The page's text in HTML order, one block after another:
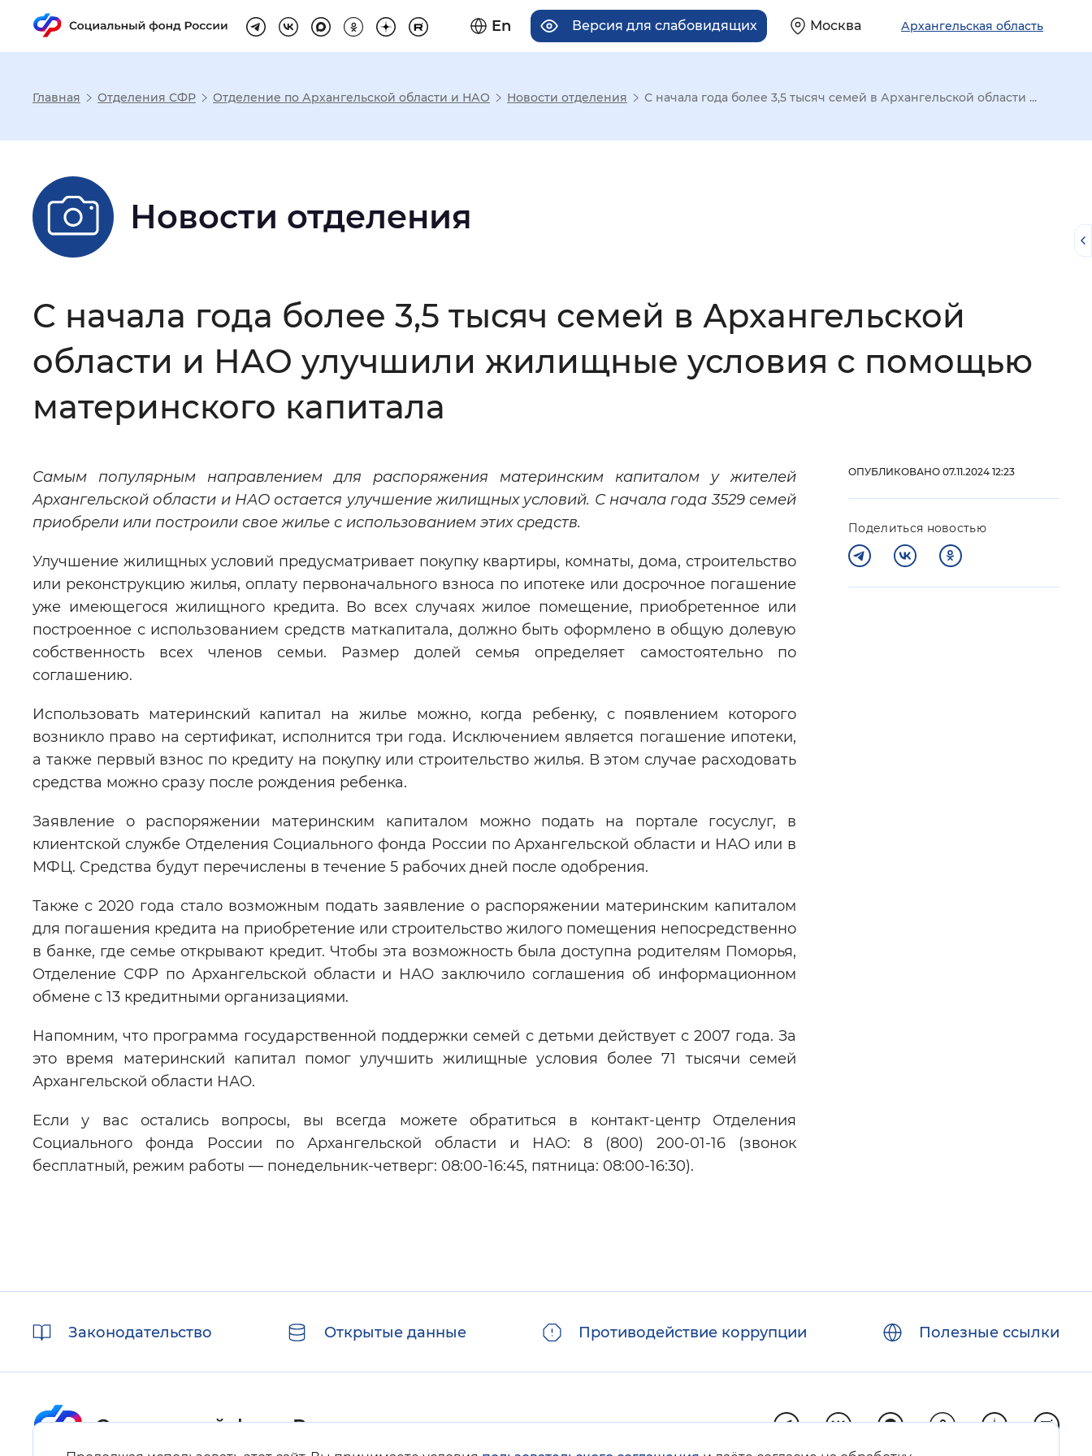
En Версия для слабовидящих Москва Архангельская область
Настройка режима отображения
Размер шрифта
Шрифт
Интервал между буквами : Нормальный Увеличенный Большой
Звуковой ассистент: Воспроизвести Остановить
Вернуть стандартные настройки
Главная Отделения СФР Отделение по Архангельской области и НАО Новости отделения С начала года более 3,5 тысяч семей в Архангельской области ...
Новости отделения
С начала года более 3,5 тысяч семей в Архангельской
области и НАО улучшили жилищные условия с помощью
материнского капитала
Самым популярным направлением для распоряжения материнским капиталом у жителей
Архангельской области и НАО остается улучшение жилищных условий. С начала года 3529 семей
приобрели или построили свое жилье с использованием этих средств.
Улучшение жилищных условий предусматривает покупку квартиры, комнаты, дома, строительство
или реконструкцию жилья, оплату первоначального взноса по ипотеке или досрочное погашение
уже имеющегося жилищного кредита. Во всех случаях жилое помещение, приобретенное или
построенное с использованием средств маткапитала, должно быть оформлено в общую долевую
собственность всех членов семьи. Размер долей семья определяет самостоятельно по
соглашению.
Использовать материнский капитал на жилье можно, когда ребенку, с появлением которого
возникло право на сертификат, исполнится три года. Исключением является погашение ипотеки,
а также первый взнос по кредиту на покупку или строительство жилья. В этом случае расходовать
средства можно сразу после рождения ребенка.
Заявление о распоряжении материнским капиталом можно подать на портале госуслуг, в
клиентской службе Отделения Социального фонда России по Архангельской области и НАО или в
МФЦ. Средства будут перечислены в течение 5 рабочих дней после одобрения.
Также с 2020 года стало возможным подать заявление о распоряжении материнским капиталом
для погашения кредита на приобретение или строительство жилого помещения непосредственно
в банке, где семье открывают кредит. Чтобы эта возможность была доступна родителям Поморья,
Отделение СФР по Архангельской области и НАО заключило соглашения об информационном
обмене с 13 кредитными организациями.
Напомним, что программа государственной поддержки семей с детьми действует с 2007 года. За
это время материнский капитал помог улучшить жилищные условия более 71 тысячи семей
Архангельской области НАО.
Если у вас остались вопросы, вы всегда можете обратиться в контакт-центр Отделения
Социального фонда России по Архангельской области и НАО: 8 (800) 200-01-16 (звонок
бесплатный, режим работы — понедельник-четверг: 08:00-16:45, пятница: 08:00-16:30).
ОПУБЛИКОВАНО 07.11.2024 12:23
Поделиться новостью
ссылкиЗаконодательство Открытые данные Противодействие коррупции Полезные ссылки